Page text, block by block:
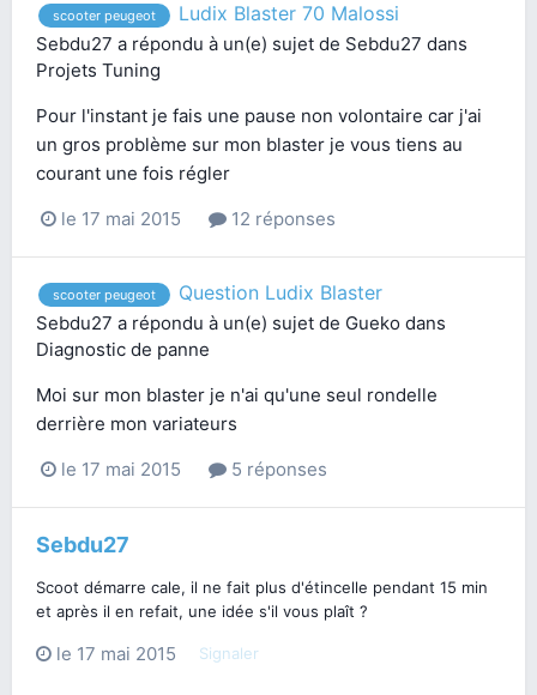
scooter peugeot Ludix Blaster 70 Malossi
Sebdu27 a répondu à un(e) sujet de Sebdu27 dans
Projets Tuning
Pour l'instant je fais une pause non volontaire car j'ai
un gros problème sur mon blaster je vous tiens au
courant une fois régler
le 17 mai 2015 12 réponses
scooter peugeot Question Ludix Blaster
Sebdu27 a répondu à un(e) sujet de Gueko dans
Diagnostic de panne
Moi sur mon blaster je n'ai qu'une seul rondelle
derrière mon variateurs
le 17 mai 2015 5 réponses
Sebdu27
Scoot démarre cale, il ne fait plus d'étincelle pendant 15 min
et après il en refait, une idée s'il vous plaît ?
le 17 mai 2015 Signaler